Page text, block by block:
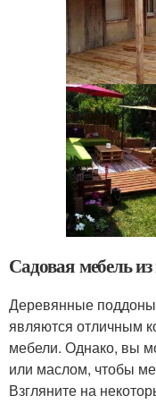
Садовая мебель
Деревянные поддоны
являются отличным
мебели. Однако, вы
или маслом, чтобы
Взгляните на